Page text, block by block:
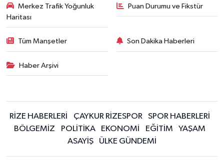
Merkez Trafik Yoğunluk
Haritası
Puan Durumu ve Fikstür
Tüm Manşetler Son Dakika Haberleri
Haber Arşivi
RİZE HABERLERİ ÇAYKUR RİZESPOR
SPOR HABERLERİ
BÖLGEMİZ
POLİTİKA EKONOMİ EĞİTİM
YAŞAM
ASAYİŞ
ÜLKE GÜNDEMİ